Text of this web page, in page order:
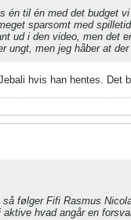
én til én med det budget
sparsomt med
ud i den video, men det
ungt, men jeg håber at
hvis han hentes. Det
følger Fifi Rasmus
hvad angår en